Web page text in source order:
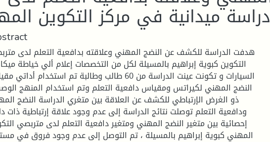
دراسة ميدانية في مركز التكوين
هدفت الدراسة للكشف عن النضج المهني وعلاقته بدافعية التعلم لدى
التكوين كبوية إبراهيم بالمسيلة لكل من التخصصات إعلام ألي خياطة
السيارات و تكونت عينت الدراسة من 60 طالب وطالبة تم استخدام
النضج المهني لكيراتس ومقياس دافعية التعلم وتم استخدام المنهج
ذو الغرض الإرتباطي للكشف عن العلاقة بين متغري الدراسة النضج
ودافعية التعلم توصلت نتائج الدراسة إلى عدم وجود علاقة إرتباطية ذات
إحصائية بين متغير النضج المهني ومتغير دافعية التعلم لدى متربصي
المهني كبوية إبراهيم بالمسيلة ، تم التوصل إلى عدم وجود فروق في